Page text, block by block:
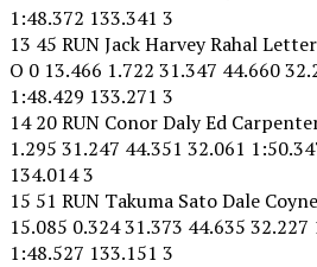
1:48.372 133.341 3
13 45 RUN Jack Harvey Rahal
O 0 13.466 1.722 31.347 44.660
1:48.429 133.271 3
14 20 RUN Conor Daly Ed
1.295 31.247 44.351 32.061
134.014 3
15 51 RUN Takuma Sato Dale
15.085 0.324 31.373 44.635
1:48.527 133.151 3